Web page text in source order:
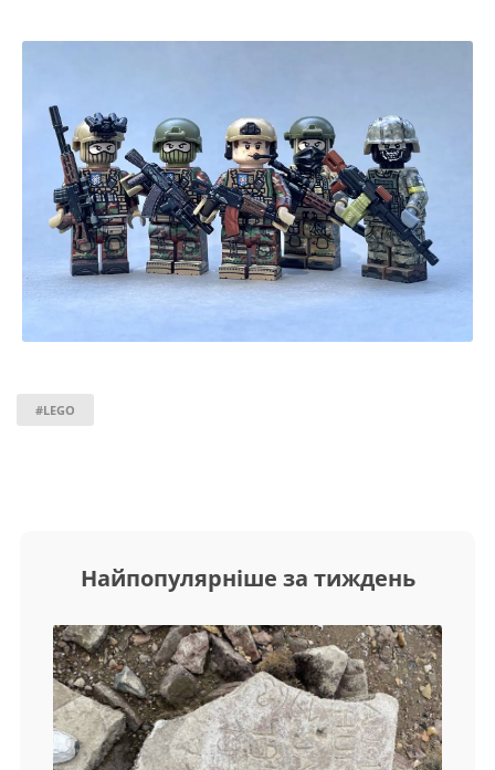
#LEGO
Найпопулярніше за тиждень